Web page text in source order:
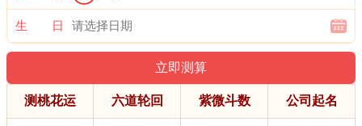
生 日
测桃花运 六道轮回 紫微斗数 公司起名